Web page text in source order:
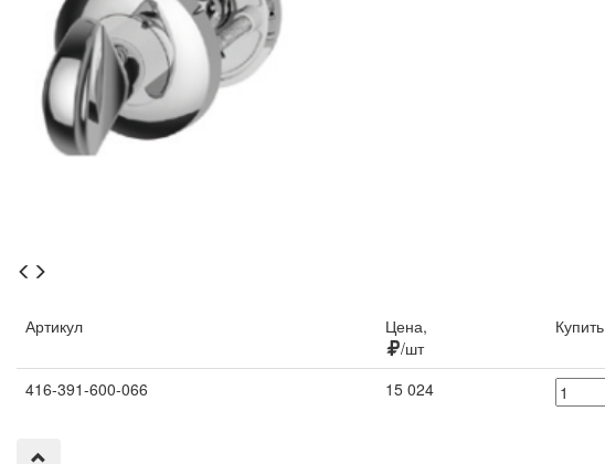
Артикул
Цена,
/шт
Купить
416-391-600-066 15 024